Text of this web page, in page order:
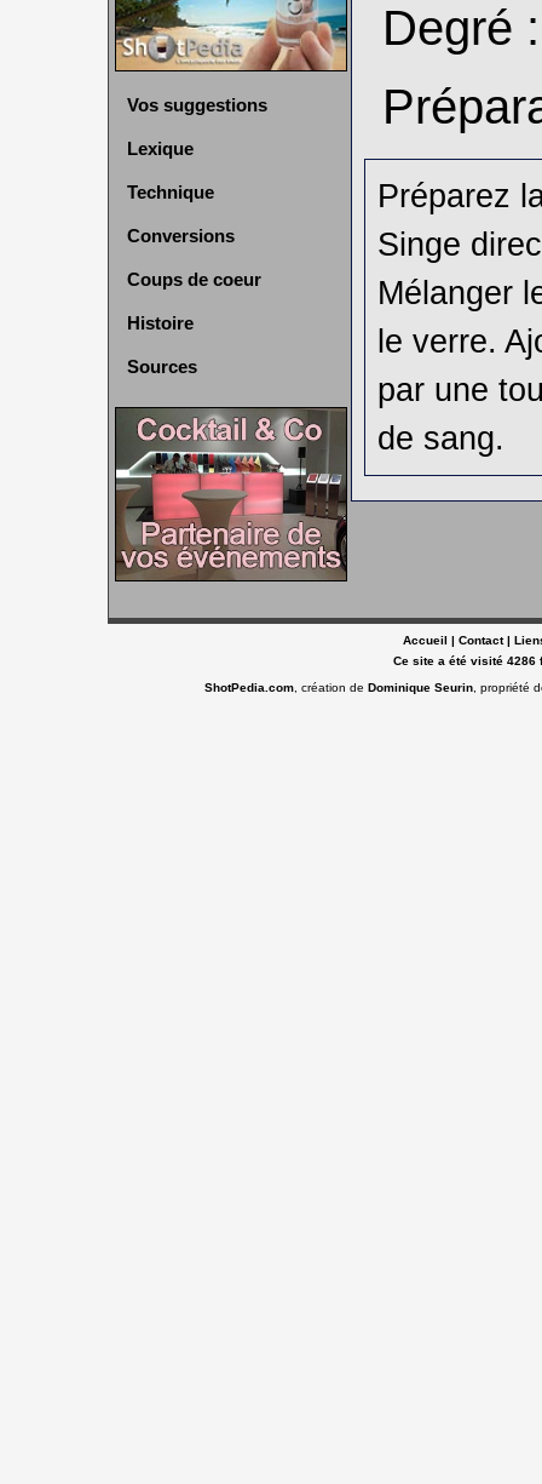
Vos suggestions
Lexique
Technique
Conversions
Coups de coeur
Histoire
Sources
Degré
Préparez
Singe
Mélanger
le verre.
par une
de sang.
Accueil | Contact|
Ce site a été visité 4286
ShotPedia.com , création deDominique Seurin , propriété